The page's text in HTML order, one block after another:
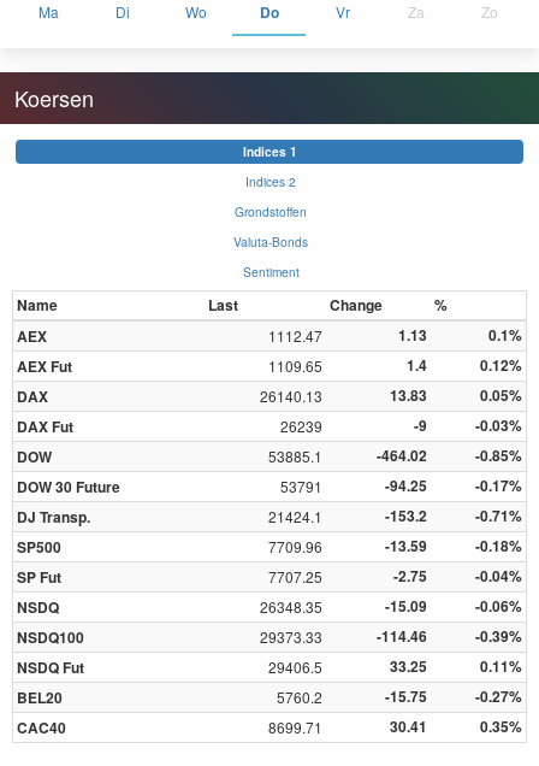
Ma Di Wo Do Vr Za Zo
Koersen
Indices 1
Indices 2
Grondstoffen
Valuta-Bonds
Sentiment
Name Last Change
%
AEX
1112.47 1.13
0.1%
AEX Fut
1109.65 1.4
0.12%
DAX
26140.13 13.83
0.05%
DAX Fut
26239 -9
-0.03%
DOW
53885.1 -464.02
-0.85%
DOW 30 Future
53791 -94.25
-0.17%
DJ Transp.
21424.1 -153.2
-0.71%
SP500
7709.96 -13.59
-0.18%
SP Fut
7707.25 -2.75
-0.04%
NSDQ
26348.35 -15.09
-0.06%
NSDQ100
29373.33 -114.46
-0.39%
NSDQ Fut
29406.5 33.25
0.11%
BEL20
5760.2 -15.75
-0.27%
CAC40
8699.71 30.41 0.35%